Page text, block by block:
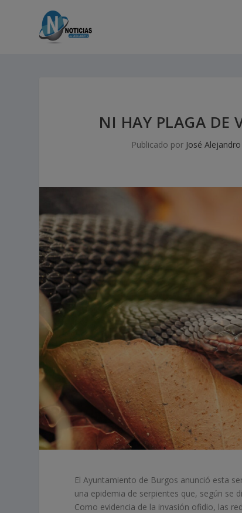
NI HAY PLAGA DE
Publicado por José
El Ayuntamiento de Burgos anunció esta
una epidemia de serpientes que, según se
Como evidencia de la invasión ofidio, las